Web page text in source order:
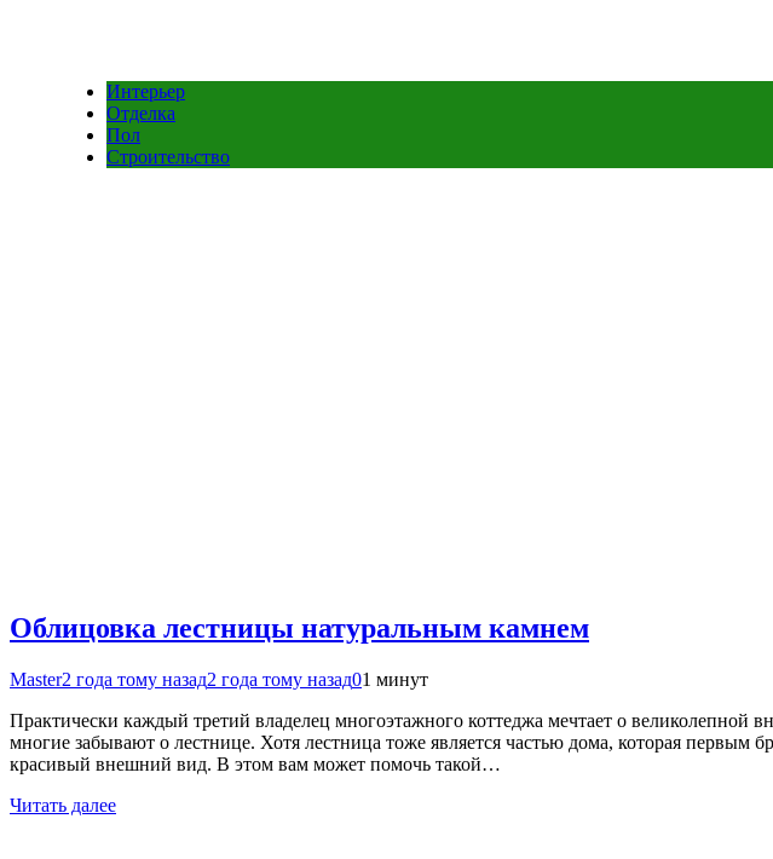
Интерьер
Отделка
Пол
Строительство
Облицовка лестницы натуральным камнем
Master2 года тому назад2 года тому назад01 минут
Практически каждый третий владелец многоэтажного коттеджа мечтает о
многие забывают о лестнице. Хотя лестница тоже является частью дома, которая первым
красивый внешний вид. В этом вам может помочь такой…
Читать далее